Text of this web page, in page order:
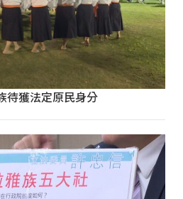
待獲法定原民身分